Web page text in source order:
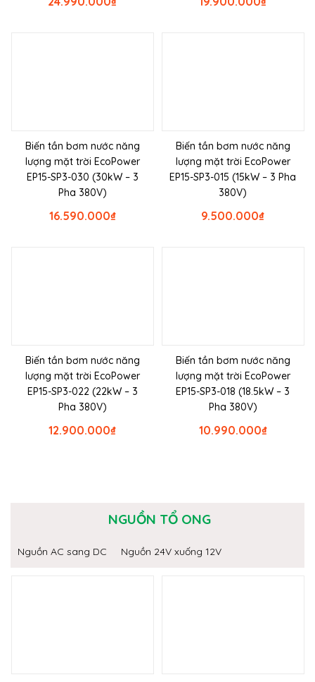
Biến tần bơm nước năng
lượng mặt trời EcoPower
EP15-SP3-030 (30kW – 3
Pha 380V)
₫
16.590.000
Biến tần bơm nước năng
lượng mặt trời EcoPower
EP15-SP3-015 (15kW – 3 Pha
380V)
₫
9.500.000
Biến tần bơm nước năng
lượng mặt trời EcoPower
EP15-SP3-022 (22kW – 3
Pha 380V)
₫
12.900.000
Biến tần bơm nước năng
lượng mặt trời EcoPower
EP15-SP3-018 (18.5kW – 3
Pha 380V)
₫
10.990.000
NGUỒN TỔ ONG
Nguồn AC sang DC Nguồn 24V xuống 12V